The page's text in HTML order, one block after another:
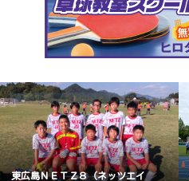
東広島ＮＥＴＺ８（ネッツエイ